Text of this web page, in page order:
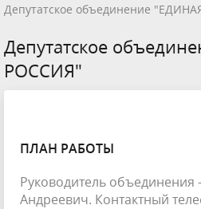
Депутатское объединение
Депутатское
РОССИЯ"
ПЛАН РАБОТЫ
Руководитель
Андреевич. Контактный